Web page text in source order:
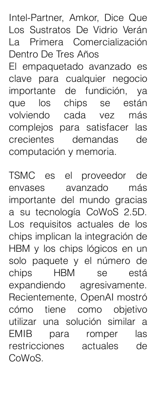
Intel-Partner, Amkor, Dice Que
Los Sustratos De Vidrio Verán
La Primera Comercialización
Dentro De Tres Años
El empaquetado avanzado es
clave para cualquier negocio
importante de fundición, ya
que los chips se están
volviendo cada vez más
complejos para satisfacer las
crecientes demandas de
computación y memoria.
TSMC es el proveedor de
envases avanzado más
importante del mundo gracias
a su tecnología CoWoS 2.5D.
Los requisitos actuales de los
chips implican la integración de
HBM y los chips lógicos en un
solo paquete y el número de
chips HBM se está
expandiendo agresivamente.
Recientemente, OpenAI mostró
cómo tiene como objetivo
utilizar una solución similar a
EMIB para romper las
restricciones actuales de
CoWoS.